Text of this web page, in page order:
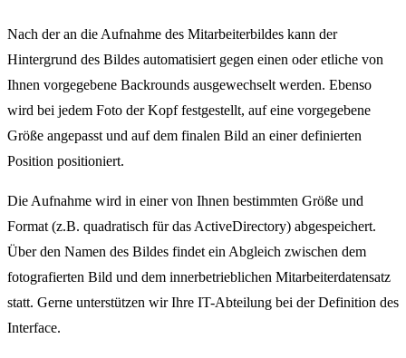
Nach der an die Aufnahme des Mitarbeiterbildes kann der
Hintergrund des Bildes automatisiert gegen einen oder etliche von
Ihnen vorgegebene Backrounds ausgewechselt werden. Ebenso
wird bei jedem Foto der Kopf festgestellt, auf eine vorgegebene
Größe angepasst und auf dem finalen Bild an einer definierten
Position positioniert.
Die Aufnahme wird in einer von Ihnen bestimmten Größe und
Format (z.B. quadratisch für das ActiveDirectory) abgespeichert.
Über den Namen des Bildes findet ein Abgleich zwischen dem
fotografierten Bild und dem innerbetrieblichen Mitarbeiterdatensatz
statt. Gerne unterstützen wir Ihre IT-Abteilung bei der Definition des
Interface.